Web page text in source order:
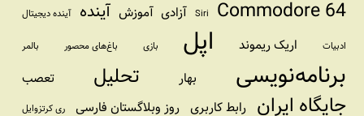
Commodore 64
Siri آزادی آموزش آینده آینده دیجیتال
ادبیات اریک ریموند اپل بازی باغ‌های محصور بالمر
برنامه‌نویسی بهار تحلیل تعصب
جایگاه ایران رابط کاربری روز وبلاگستان فارسی ری کرتزوایل